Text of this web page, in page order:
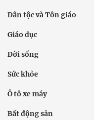
Dân tộc và Tôn giáo
Giáo dục
Đời sống
Sức khỏe
Ô tô xe máy
Bất động sản